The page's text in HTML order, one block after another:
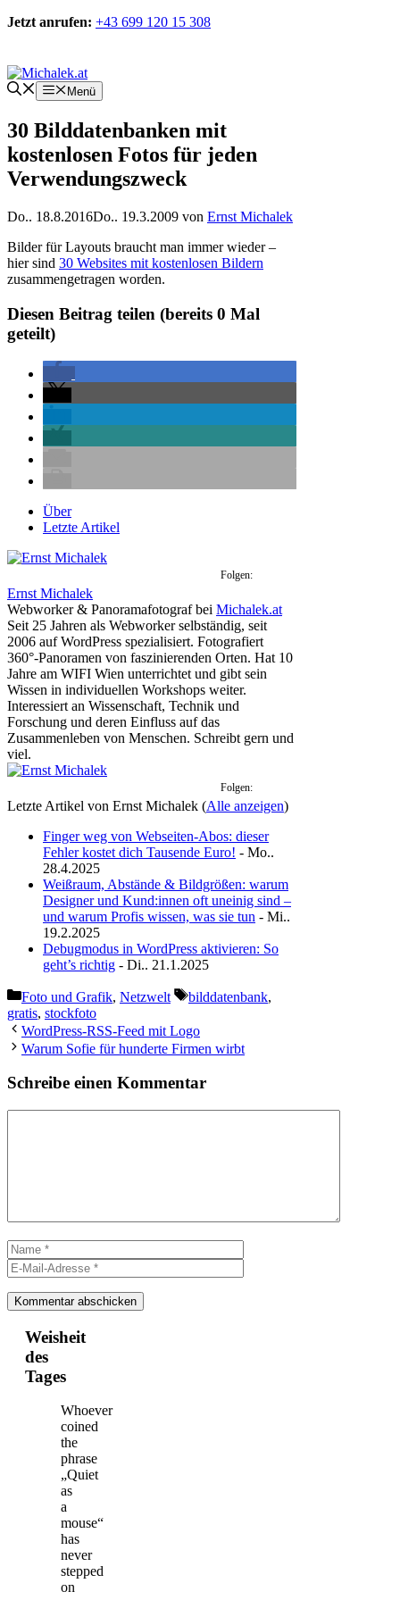
Zum
Jetzt anrufen: +43 699 120 15 308
Menü
30 Bilddatenbanken mit
kostenlosen Fotos für jeden
Verwendungszweck
Do.. 18.8.2016Do.. 19.3.2009 von Ernst Michalek
Bilder für Layouts braucht man immer wieder –
hier sind 30 Websites mit kostenlosen Bildern
zusammengetragen worden.
Diesen Beitrag teilen (bereits 0 Mal
geteilt)
Über
Letzte Artikel
Folgen:
Ernst Michalek
Webworker & Panoramafotografbei Michalek.at
Seit 25 Jahren als Webworker selbständig, seit
2006 auf WordPress spezialisiert. Fotografiert
360°-Panoramen von faszinierenden Orten. Hat 10
Jahre am WIFI Wien unterrichtet und gibt sein
Wissen in individuellen Workshops weiter.
Interessiert an Wissenschaft, Technik und
Forschung und deren Einfluss auf das
Zusammenleben von Menschen. Schreibt gern und
viel.
Folgen:
Letzte Artikel von Ernst Michalek (Alle anzeigen)
Finger weg von Webseiten-Abos: dieser
Fehler kostet dich Tausende Euro! - Mo..
28.4.2025
Weißraum, Abstände & Bildgrößen: warum
Designer und Kund:innen oft uneinig sind –
und warum Profis wissen, was sie tun - Mi..
19.2.2025
Debugmodus in WordPress aktivieren: So
geht’s richtig - Di.. 21.1.2025
Kategorien
Foto und Grafik, Netzwelt Schlagwörter
bilddatenbank,
gratis, stockfoto
WordPress-RSS-Feed mit Logo
Warum Sofie für hunderte Firmen wirbt
Schreibe einen Kommentar
Name
Mail-
Adresse
Weisheit
des
Tages
Whoever
coined
the
phrase
„Quiet
as
a
mouse“
has
never
stepped
on